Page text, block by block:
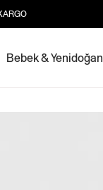
Bebek & Yenidoğan